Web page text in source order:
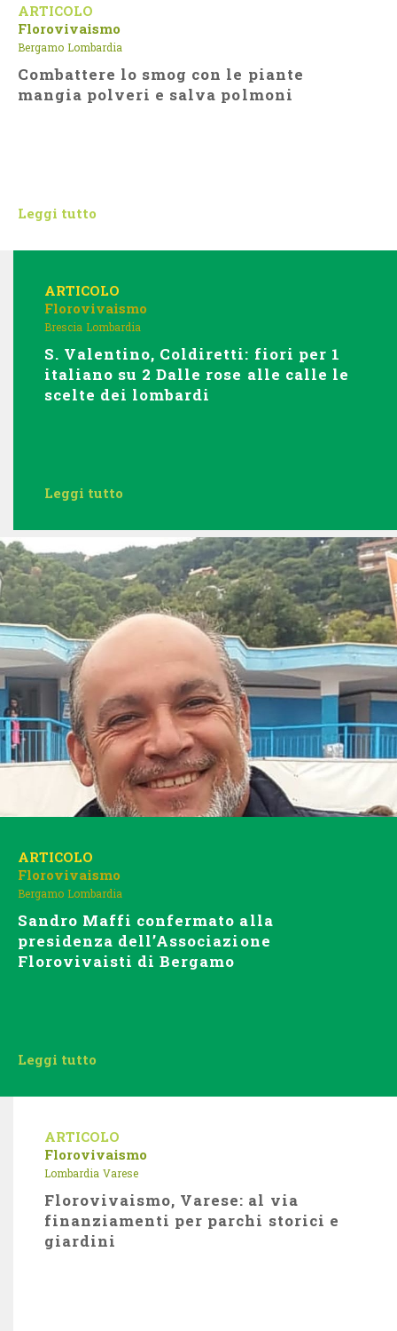
ARTICOLO
Florovivaismo
Bergamo Lombardia
Combattere lo smog con le piante
mangia polveri e salva polmoni
Leggi tutto
ARTICOLO
Florovivaismo
Brescia Lombardia
S. Valentino, Coldiretti: fiori per 1
italiano su 2 Dalle rose alle calle le
scelte dei lombardi
Leggi tutto
ARTICOLO
Florovivaismo
Bergamo Lombardia
Sandro Maffi confermato alla
presidenza dell’Associazione
Florovivaisti di Bergamo
Leggi tutto
ARTICOLO
Florovivaismo
Lombardia Varese
Florovivaismo, Varese: al via
finanziamenti per parchi storici e
giardini